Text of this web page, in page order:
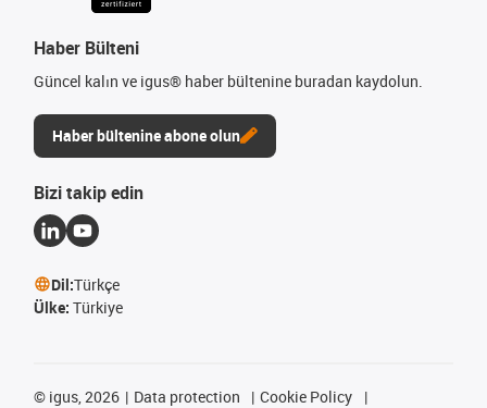
Haber Bülteni
Güncel kalın ve igus® haber bültenine buradan kaydolun.
Haber bültenine abone olun
Bizi takip edin
Dil:Türkçe
Ülke: Türkiye
© igus, 2026 Data protection
Cookie Policy